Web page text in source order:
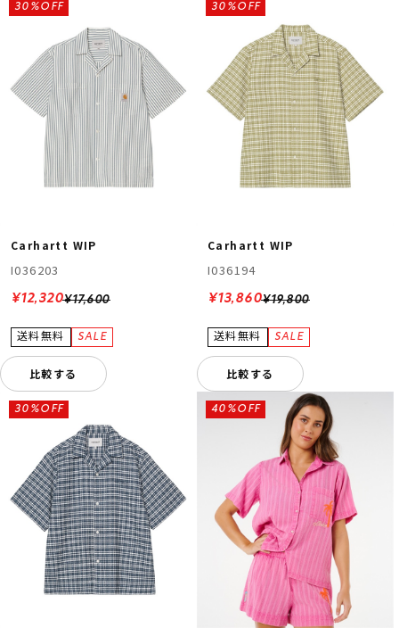
Carhartt WIP
I036203
¥17,600
30%OFF
¥12,320
比較する
Carhartt WIP
I036194
¥19,800
30%OFF
¥13,860
比較する
30%OFF 40%OFF